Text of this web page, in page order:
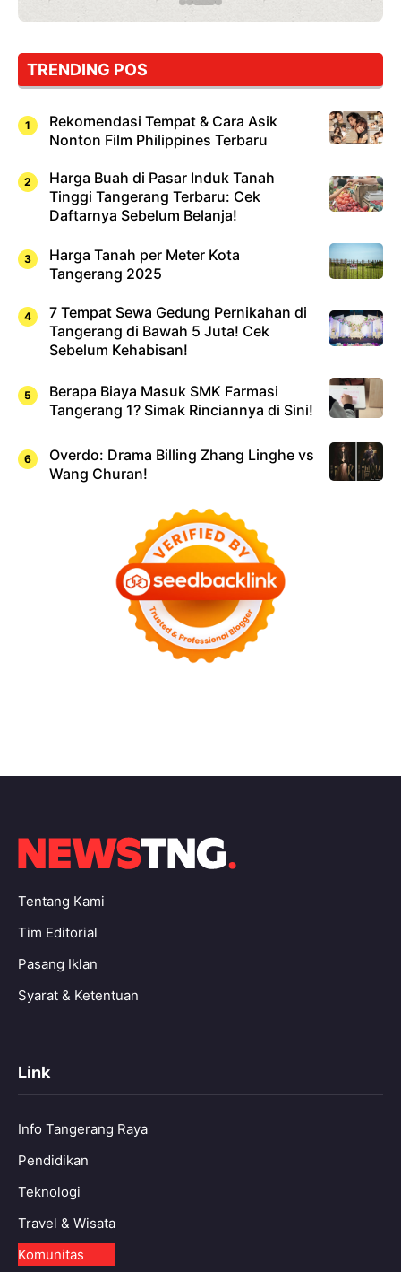
Dicoba,
Cuma
Sushi!
TRENDING POS
Rekomendasi Tempat & Cara Asik
Nonton Film Philippines Terbaru
Harga Buah di Pasar Induk Tanah
Tinggi Tangerang Terbaru: Cek
Daftarnya Sebelum Belanja!
Harga Tanah per Meter Kota
Tangerang 2025
7 Tempat Sewa Gedung Pernikahan di
Tangerang di Bawah 5 Juta! Cek
Sebelum Kehabisan!
Berapa Biaya Masuk SMK Farmasi
Tangerang 1? Simak Rinciannya di Sini!
Overdo: Drama Billing Zhang Linghe vs
Wang Churan!
Tentang Kami
Tim Editorial
Pasang Iklan
Syarat & Ketentuan
Link
Info Tangerang Raya
Pendidikan
Teknologi
Travel & Wisata
Komunitas